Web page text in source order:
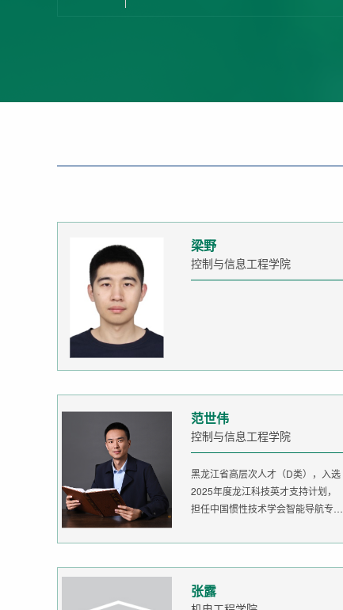
梁野
控制与信息工程学院
范世伟
控制与信息工程学院
黑龙江省高层次人才（D类），入选
2025年度龙江科技英才支持计划，
担任中国惯性技术学会智能导航专委
张露